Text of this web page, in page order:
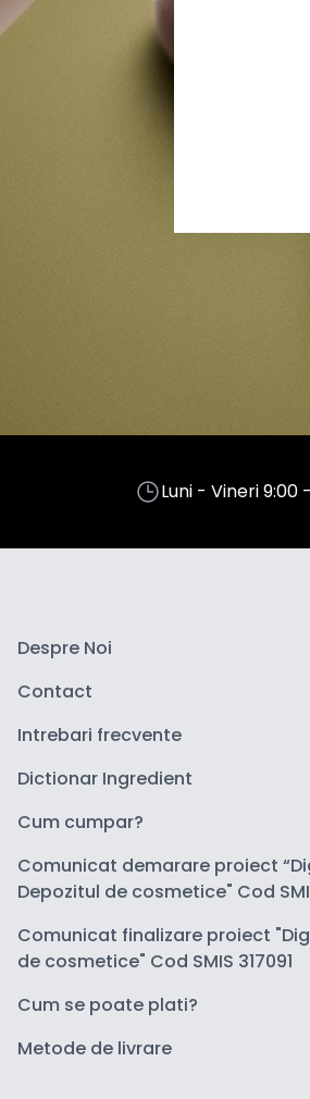
Luni - Vineri 9:00
Despre Noi
Contact
Intrebari frecvente
Dictionar Ingredient
Cum cumpar?
Comunicat demarare proiect
Depozitul de cosmetice" Cod
Comunicat finalizare proiect
de cosmetice" Cod SMIS 317091
Cum se poate plati?
Metode de livrare